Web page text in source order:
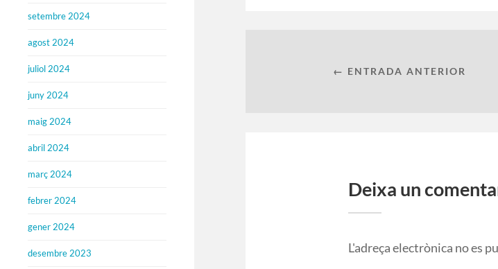
setembre 2024
agost 2024
juliol 2024
juny 2024
maig 2024
abril 2024
març 2024
febrer 2024
gener 2024
desembre 2023
← ENTRADA ANTERIOR
Deixa un
L'adreça electrònica no es